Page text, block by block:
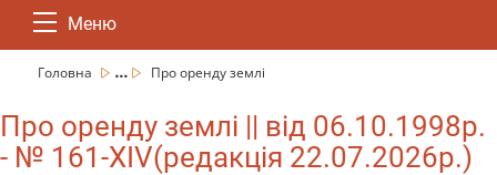
Меню
Головна ... Про оренду землі
Про оренду землі || від 06.10.1998р.
- № 161-XIV(редакція 22.07.2026р.)